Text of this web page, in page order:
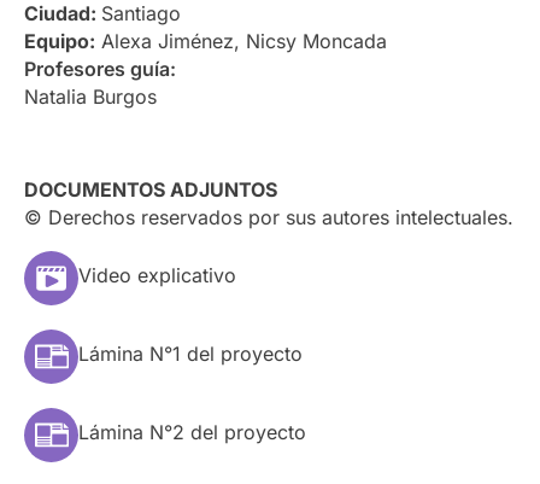
Ciudad: Santiago
Equipo: Alexa Jiménez, Nicsy Moncada
Profesores guía:
Natalia Burgos
DOCUMENTOS ADJUNTOS
© Derechos reservados por sus autores intelectuales.
Video explicativo
Lámina N°1 del proyecto
Lámina N°2 del proyecto